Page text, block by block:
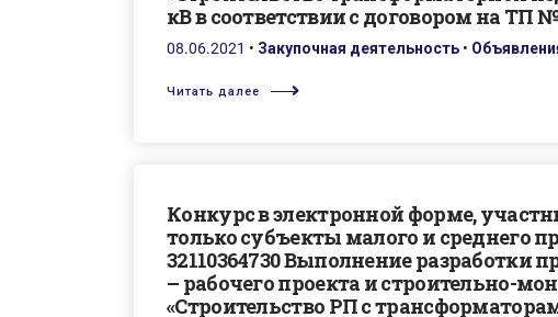
кВ в соответствии с договором на ТП №
08.06.2021 • Закупочная деятельность •
Читать далее
Конкурс в электронной форме,
только субъекты малого и среднего
32110364730 Выполнение разработки
– рабочего проекта и строительно-
«Строительство РП с